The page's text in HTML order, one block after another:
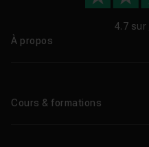
4.7 sur
À propos
Cours & formations